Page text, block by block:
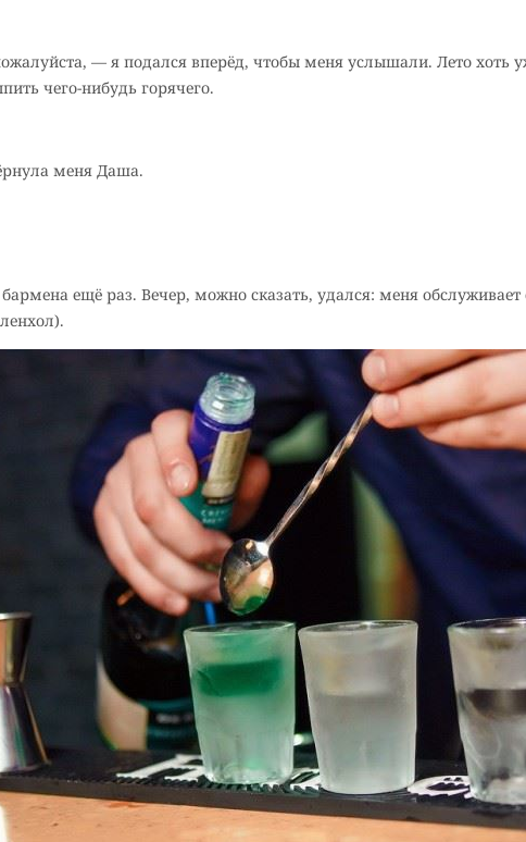
— я подался вперёд, чтобы меня услышали. Лето хоть
чего-нибудь горячего.
меня Даша.
ещё раз. Вечер, можно сказать, удался: меня